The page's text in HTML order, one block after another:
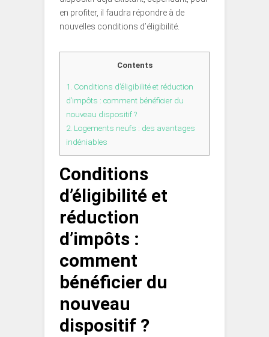
en profiter, il faudra répondre à de
nouvelles conditions d’éligibilité.
Contents
1. Conditions d’éligibilité et réduction
d’impôts : comment bénéficier du
nouveau dispositif ?
2. Logements neufs : des avantages
indéniables
Conditions
d’éligibilité et
réduction
d’impôts :
comment
bénéficier du
nouveau
dispositif ?